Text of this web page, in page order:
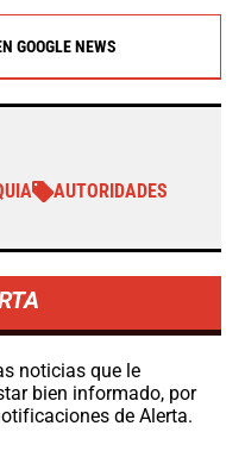
GOOGLE NEWS
AUTORIDADES
noticias que le
bien informado, por
de Alerta.